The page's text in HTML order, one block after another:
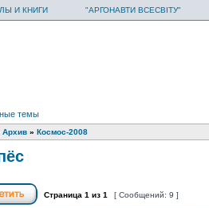
И КНИГИ "АРГОНАВТИ ВСЕСВІТУ"
темы
Архив » Космос-2008
Страница 1 из 1 [ Сообщений: 9 ]